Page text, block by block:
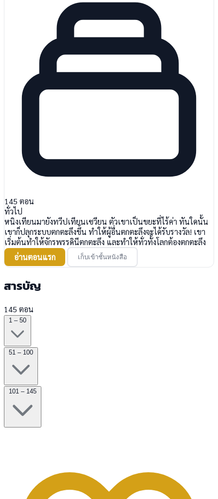
145 ตอน
ทั่วไป
หนิงเทียนมายังทวีปเทียนเซวียน ตัวเขาเป็นขยะที่ไร้ค่า ทันใดนั้น
เขาก็ปลุกระบบตกตะลึงขึ้น ทำให้ผู้อื่นตกตะลึงจะได้รับรางวัล! เขา
เริ่มต้นทำให้จักรพรรดินีตกตะลึง และทำให้ทั่วทั้งโลกต้องตกตะลึง
อ่านตอนแรก
เก็บเข้าชั้นหนังสือ
สารบัญ
145 ตอน
1 – 50
51 – 100
101 – 145